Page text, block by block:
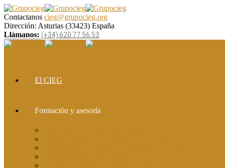
Contactanos cieg@grupocieg.org
Dirección: Asturias (33423) España
Llámanos: (+34) 620 77 56 53
El CIEG
Formación y asesoría